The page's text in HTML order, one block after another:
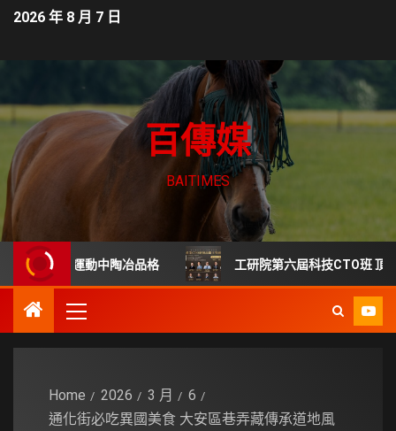
2026 年 8 月 7 日
百傳媒
BAITIMES
營 運動中陶冶品格 工研院第六屆科技CTO班 頂尖專家齊
Home 2026 3 月
6
通化街必吃異國美食 大安區巷弄藏傳承道地風